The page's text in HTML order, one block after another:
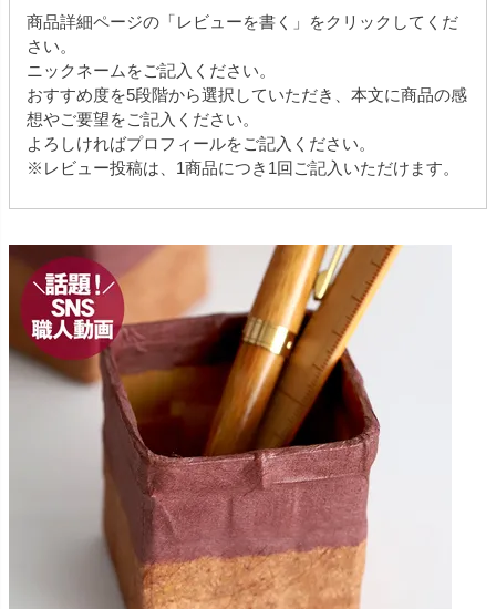
商品詳細ページの「レビューを書く」をクリックしてくだ
さい。
ニックネームをご記入ください。
おすすめ度を5段階から選択していただき、本文に商品の感
想やご要望をご記入ください。
よろしければプロフィールをご記入ください。
※レビュー投稿は、1商品につき1回ご記入いただけます。